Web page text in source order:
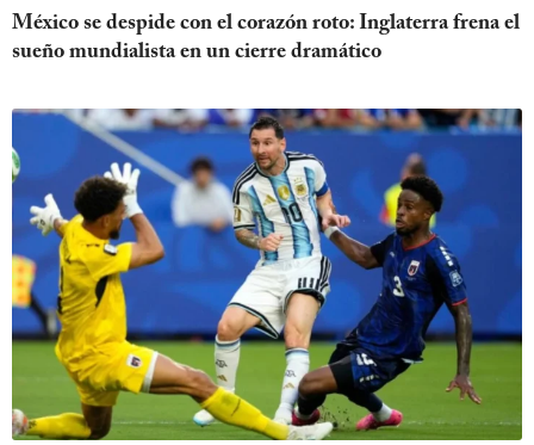
México se despide con el corazón roto: Inglaterra frena el
sueño mundialista en un cierre dramático